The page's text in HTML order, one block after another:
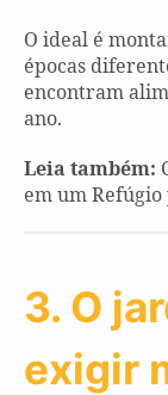
O ideal é
épocas
encontram
ano.
Leia também:
em um
3. O
exigir